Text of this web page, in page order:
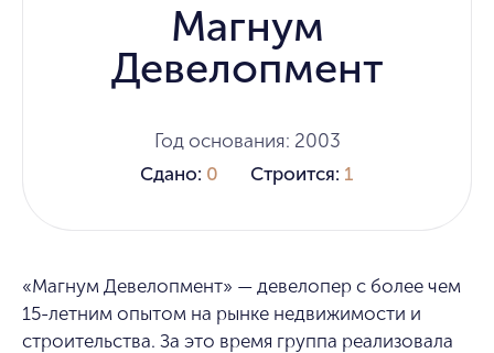
«Магнум Девелопмент» — девелопер с более чем
15-летним опытом на рынке недвижимости и
строительства. За это время группа реализовала
Магнум
Девелопмент
Год основания: 2003
Сдано: 0 Строится: 1